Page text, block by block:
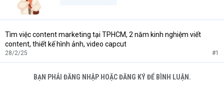
t
e
r
Tìm việc content marketing tại TPHCM, 2 năm kinh nghiệm viết
content, thiết kế hình ảnh, video capcut
28/2/25 #1
BẠN PHẢI ĐĂNG NHẬP HOẶC ĐĂNG KÝ ĐỂ BÌNH LUẬN.